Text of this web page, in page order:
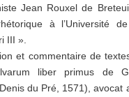
Jean Rouxel de
à l’Université
III ».
et commentaire de
liber primus de
du Pré, 1571), avocat